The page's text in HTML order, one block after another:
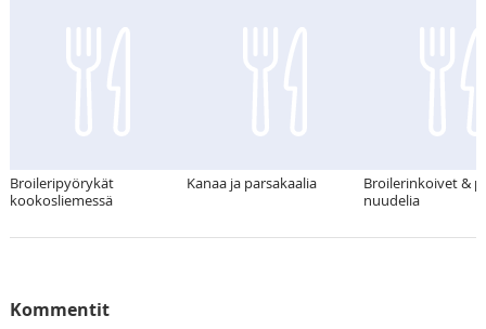
Broileripyörykät
kookosliemessä
Kanaa ja parsakaalia
Broilerinkoivet &
nuudelia
Kommentit